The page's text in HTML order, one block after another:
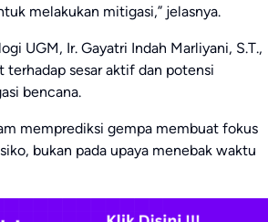
melakukan mitigasi,” jelasnya.
UGM, Ir. Gayatri Indah Marliyani, S.T.,
terhadap sesar aktif dan potensi
bencana.
memprediksi gempa membuat fokus
bukan pada upaya menebak waktu